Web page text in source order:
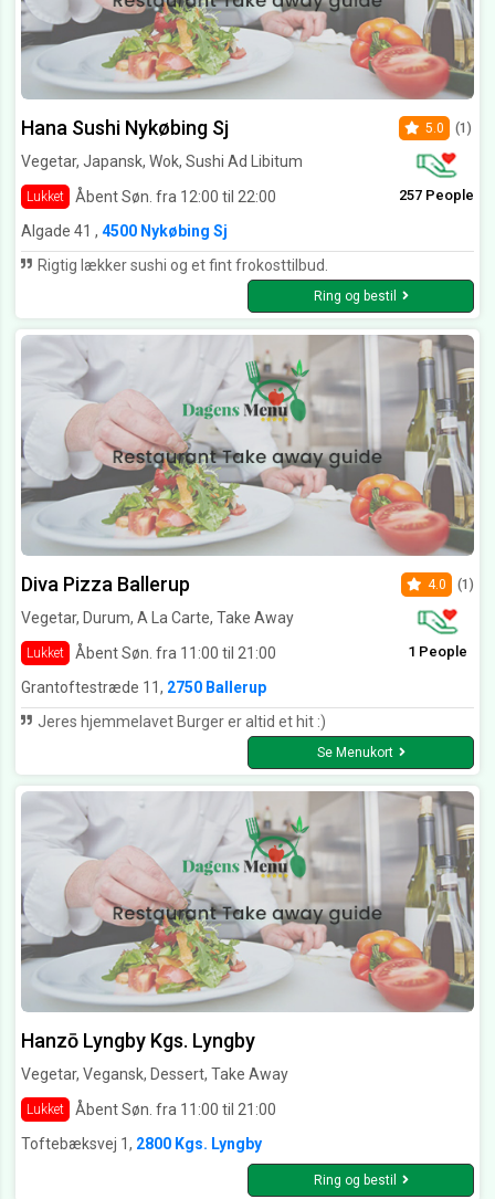
Hana Sushi Nykøbing Sj
Vegetar, Japansk, Wok, Sushi Ad Libitum
Lukket Åbent Søn. fra 12:00 til 22:00
5.0 (1)
257 People
Algade 41 , 4500 Nykøbing Sj
Rigtig lækker sushi og et fint frokosttilbud.
Ring og bestil
Diva Pizza Ballerup
Vegetar, Durum, A La Carte, Take Away
Lukket Åbent Søn. fra 11:00 til 21:00
4.0 (1)
1 People
Grantoftestræde 11, 2750 Ballerup
Jeres hjemmelavet Burger er altid et hit :)
Se Menukort
Hanzō Lyngby Kgs. Lyngby
Vegetar, Vegansk, Dessert, Take Away
Lukket
Åbent Søn. fra 11:00 til 21:00
Toftebæksvej 1, 2800 Kgs. Lyngby
Ring og bestil